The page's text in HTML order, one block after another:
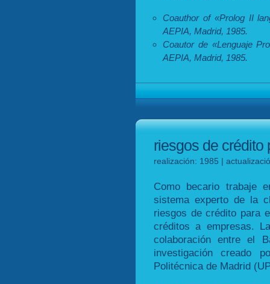
Coauthor of «Prolog II
AEPIA, Madrid, 1985.
Coautor de «Lenguaje
AEPIA, Madrid, 1985.
riesgos de crédito
realización: 1985 |
Como becario trabaje
sistema experto de la
riesgos de crédito para
créditos a empresas.
colaboración entre el
investigación creado
Politécnica de Madrid